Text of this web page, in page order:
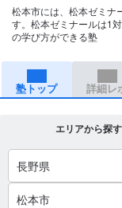
松本市には、松本ゼミナ
す。松本ゼミナールは1
の学び方ができる塾
塾トップ 詳細レ
エリアから探す
長野県
松本市